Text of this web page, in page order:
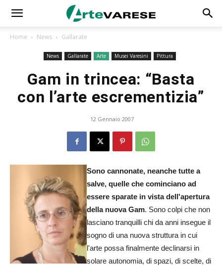
Home News Gallarate
News Gallarate Arte Musei Varesini Pittura
Gam in trincea: “Basta
con l’arte escrementizia”
12 Gennaio 2007
Sono cannonate, neanche tutte a
salve, quelle che cominciano ad
essere sparate in vista dell'apertura
della nuova Gam. Sono colpi che non
lasciano tranquilli chi da anni insegue il
sogno di una nuova struttura in cui
l'arte possa finalmente declinarsi in
solare autonomia, di spazi, di scelte, di